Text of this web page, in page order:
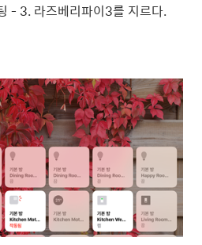
- 3. 라즈베리파이3를 지르다.